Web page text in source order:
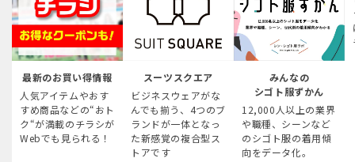
最新のお買い得情報
人気アイテムやおす
すめ商品などの“おト
ク“が満載のチラシが
Webでも見られる！
スーツスクエア
ビジネスウェアがな
んでも揃う、4つのブ
ランドが一体となっ
た新感覚の複合型ス
トアです
みんなの
シゴト服ずかん
12,000人以上の業界
や職種、シーンなど
のシゴト服の着用傾
向をデータ化。